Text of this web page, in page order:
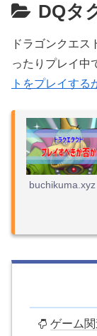
DQタ
ドラゴンクエス
ったりプレイ中
トをプレイする
buchikuma.xyz
ゲーム